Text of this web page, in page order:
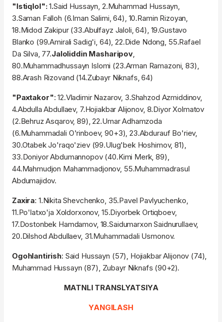
"Istiqlol":1.Said Hussayn, 2.Muhammad Hussayn,
3.Saman Falloh (6.Iman Salimi, 64), 10.Ramin Rizoyan,
18.Midod Zakipur (33.Abulfayz Jaloli, 64), 19.Gustavo
Blanko (99.Amirali Sadig'i, 64), 22.Dide Ndong, 55.Rafael
Da Silva, 77.Jaloliddin Masharipov,
80.Muhammadhussayn Islomi (23.Arman Ramazoni, 83),
88.Arash Rizovand (14.Zubayr Niknafs, 64)
"Paxtakor": 12.Vladimir Nazarov, 3.Shahzod Azmiddinov,
4.Abdulla Abdullaev, 7.Hojiakbar Alijonov, 8.Diyor Xolmatov
(2.Behruz Asqarov, 89), 22.Umar Adhamzoda
(6.Muhammadali O'rinboev, 90+3), 23.Abdurauf Bo'riev,
30.Otabek Jo'raqo'ziev (99.Ulug'bek Hoshimov, 81),
33.Doniyor Abdumannopov (40.Kimi Merk, 89),
44.Mahmudjon Mahammadjonov, 55.Muhammadrasul
Abdumajidov.
Zaxira: 1.Nikita Shevchenko, 35.Pavel Pavlyuchenko,
11.Po'latxo'ja Xoldorxonov, 15.Diyorbek Ortiqboev,
17.Dostonbek Hamdamov, 18.Saidumarxon Saidnurullaev,
20.Dilshod Abdullaev, 31.Muhammadali Usmonov.
Ogohlantirish: Said Hussayn (57), Hojiakbar Alijonov (74),
Muhammad Hussayn (87), Zubayr Niknafs (90+2).
MATNLI TRANSLYATSIYA
YANGILASH